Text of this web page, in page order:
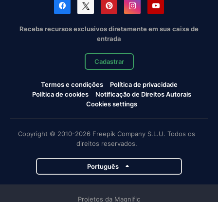
Receba recursos exclusivos diretamente em sua caixa de
entrada
Cadastrar
Termos e condições
Política de privacidade
Política de cookies
Notificação de Direitos Autorais
Cookies settings
Copyright © 2010-2026 Freepik Company S.L.U. Todos os
direitos reservados.
Português
Projetos da Magnific